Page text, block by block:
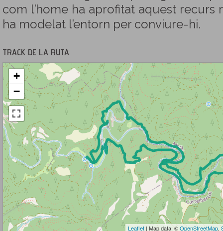
com l’home ha aprofitat aquest recurs
ha modelat l’entorn per conviure-hi.
TRACK DE LA RUTA
+
−
Leaflet | Map data: ©OpenStreetMap,